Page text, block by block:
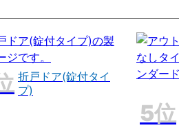
折戸ドア(錠付タイ
プ)